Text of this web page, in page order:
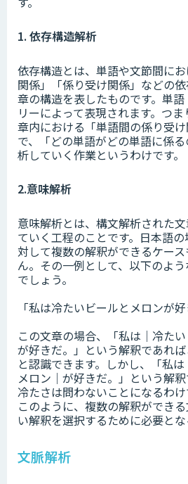
1. 依存構造解析
依存構造とは、単語や文節間に
関係」「係り受け関係」などの
章の構造を表したものです。単
リーによって表現されます。つ
章内における「単語間の係り受
で、「どの単語がどの単語に係
析していく作業というわけです。
2.意味解析
意味解析とは、構文解析された
ていく工程のことです。日本語
対して複数の解釈ができるケー
ん。その一例として、以下のよ
でしょう。
「私は冷たいビールとメロンが好
この文章の場合、「私は｜冷た
が好きだ。」という解釈であれば
と認識できます。しかし、「私
メロン｜が好きだ。」という解
冷たさは問わないことになるわけ
このように、複数の解釈ができ
い解釈を選択するために必要とな
文脈解析